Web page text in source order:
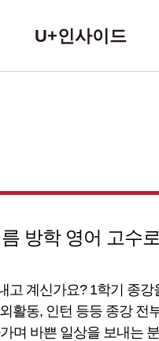
U+인사이드
방학 영어 고수
고 계신가요? 1학기 종강
활동, 인턴 등등 종강 전
며 바쁜 일상을 보내는